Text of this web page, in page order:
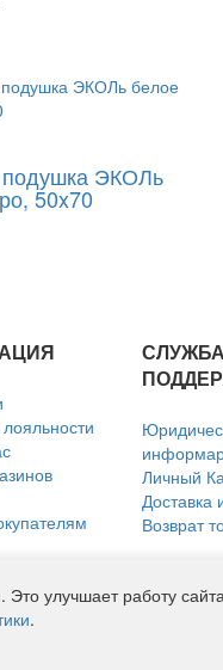
ЭКОЛь
50x70
СЛУЖБА
Личный
Доставка
Возврат
улучшает работу
.